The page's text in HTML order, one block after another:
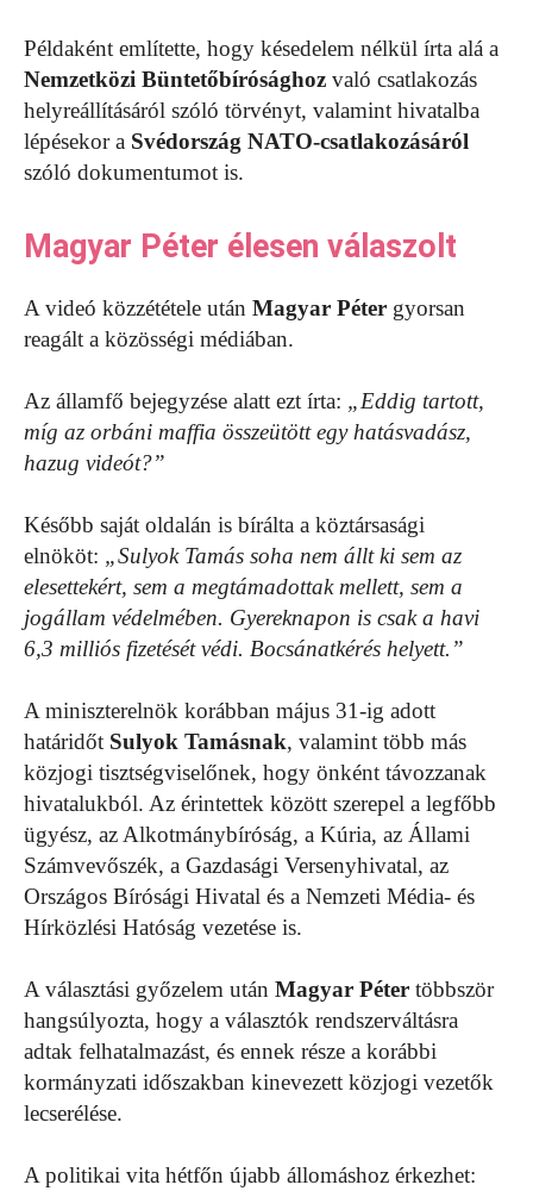
Példaként említette, hogy késedelem nélkül írta alá a
Nemzetközi Büntetőbírósághoz való csatlakozás
helyreállításáról szóló törvényt, valamint hivatalba
lépésekor a Svédország NATO-csatlakozásáról
szóló dokumentumot is.
Magyar Péter élesen válaszolt
A videó közzététele után Magyar Péter gyorsan
reagált a közösségi médiában.
Az államfő bejegyzése alatt ezt írta: „Eddig tartott,
míg az orbáni maffia összeütött egy hatásvadász,
hazug videót?”
Később saját oldalán is bírálta a köztársasági
elnököt: „Sulyok Tamás soha nem állt ki sem az
elesettekért, sem a megtámadottak mellett, sem a
jogállam védelmében. Gyereknapon is csak a havi
6,3 milliós fizetését védi. Bocsánatkérés helyett.”
A miniszterelnök korábban május 31-ig adott
határidőt Sulyok Tamásnak, valamint több más
közjogi tisztségviselőnek, hogy önként távozzanak
hivatalukból. Az érintettek között szerepel a legfőbb
ügyész, az Alkotmánybíróság, a Kúria, az Állami
Számvevőszék, a Gazdasági Versenyhivatal, az
Országos Bírósági Hivatal és a Nemzeti Média- és
Hírközlési Hatóság vezetése is.
A választási győzelem után Magyar Péter többször
hangsúlyozta, hogy a választók rendszerváltásra
adtak felhatalmazást, és ennek része a korábbi
kormányzati időszakban kinevezett közjogi vezetők
lecserélése.
A politikai vita hétfőn újabb állomáshoz érkezhet: